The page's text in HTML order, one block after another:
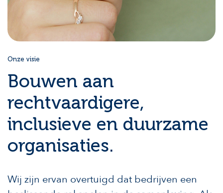
Onze visie
Bouwen aan
rechtvaardigere,
inclusieve en duurzame
organisaties.
Wij zijn ervan overtuigd dat bedrijven een